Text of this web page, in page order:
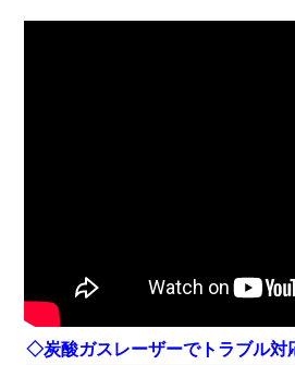
◇炭酸ガスレーザーでトラブル対